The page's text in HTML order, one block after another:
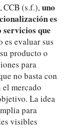
CCB (s.f.),uno
es
que
es evaluar sus
producto o
para
no basta con
mercado
La idea
para
visibles